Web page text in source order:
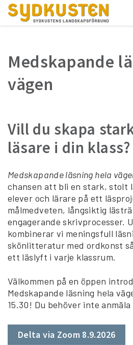
Medskapande
vägen
Vill du skapa
läsare i din klass?
Medskapande läsning hela
chansen att bli en stark, stolt
elever och lärare på ett
målmedveten, långsiktig
engagerande skrivprocesser.
kombinerar vi meningsfull
skönlitteratur med ordkonst
ett läslyft i varje klassrum.
Välkommen på en öppen
Medskapande läsning hela
15.30! Du behöver inte
Delta via Zoom 8.9.2026